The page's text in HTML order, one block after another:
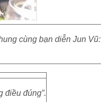
cùng bạn diễn Jun Vũ:
điều đúng”.